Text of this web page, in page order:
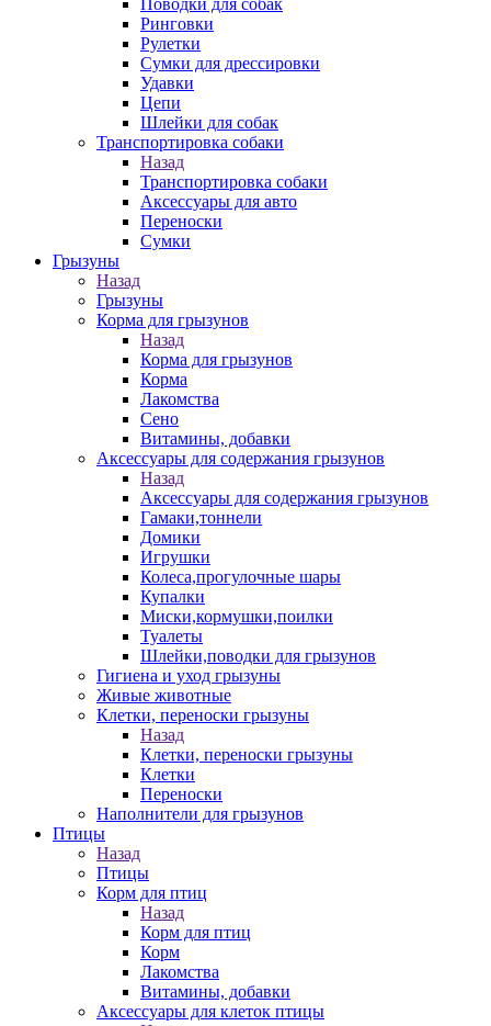
Поводки для собак
Ринговки
Рулетки
Сумки для дрессировки
Удавки
Цепи
Шлейки для собак
Транспортировка собаки
Назад
Транспортировка собаки
Аксессуары для авто
Переноски
Сумки
Грызуны
Назад
Грызуны
Корма для грызунов
Назад
Корма для грызунов
Корма
Лакомства
Сено
Витамины, добавки
Аксессуары для содержания грызунов
Назад
Аксессуары для содержания грызунов
Гамаки,тоннели
Домики
Игрушки
Колеса,прогулочные шары
Купалки
Миски,кормушки,поилки
Туалеты
Шлейки,поводки для грызунов
Гигиена и уход грызуны
Живые животные
Клетки, переноски грызуны
Назад
Клетки, переноски грызуны
Клетки
Переноски
Наполнители для грызунов
Птицы
Назад
Птицы
Корм для птиц
Назад
Корм для птиц
Корм
Лакомства
Витамины, добавки
Аксессуары для клеток птицы